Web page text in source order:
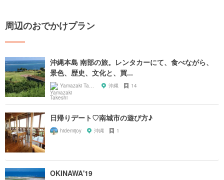
周辺のおでかけプラン
沖縄本島 南部の旅。レンタカーにて、食べながら、
景色、歴史、文化と、買...
沖縄 14
日帰りデート♡南城市の遊び方♪
hidemijoy 沖縄 1
OKINAWA'19